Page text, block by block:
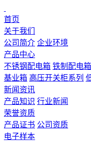
首页
关于我们
公司简介 企业环境
产品中心
不锈钢配电箱 铁制配电箱
基业箱 高压开关柜系列
新闻资讯
产品知识 行业新闻
荣誉资质
产品证书 公司资质
电子样本